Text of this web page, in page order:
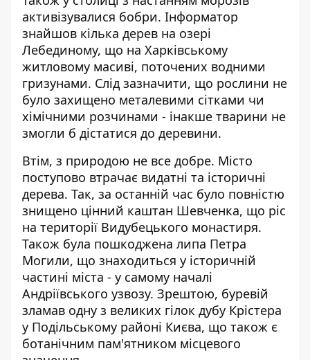
активізувалися бобри. Інформатор
знайшов кілька дерев на озері
Лебединому, що на Харківському
житловому масиві, поточених водними
гризунами. Слід зазначити, що рослини не
було захищено металевими сітками чи
хімічними розчинами - інакше тварини не
змогли б дістатися до деревини.
Втім, з природою не все добре. Місто
поступово втрачає видатні та історичні
дерева. Так, за останній час було повністю
знищено цінний каштан Шевченка, що ріс
на території Видубецького монастиря.
Також була пошкоджена липа Петра
Могили, що знаходиться у історичній
частині міста - у самому началі
Андріївського узвозу. Зрештою, буревій
зламав одну з великих гілок дубу Крістера
у Подільському районі Києва, що також є
ботанічним пам'ятником місцевого